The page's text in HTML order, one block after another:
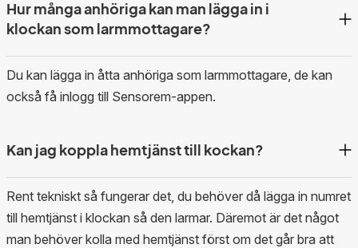
Hur många anhöriga kan man lägga in i
klockan som larmmottagare?
Du kan lägga in åtta anhöriga som larmmottagare, de kan
också få inlogg till Sensorem-appen.
Kan jag koppla hemtjänst till kockan?
Rent tekniskt så fungerar det, du behöver då lägga in numret
till hemtjänst i klockan så den larmar. Däremot är det något
man behöver kolla med hemtjänst först om det går bra att